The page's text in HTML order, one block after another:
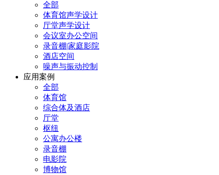
全部
体育馆声学设计
厅堂声学设计
会议室办公空间
录音棚|家庭影院
酒店空间
噪声与振动控制
应用案例
全部
体育馆
综合体及酒店
厅堂
枢纽
公寓办公楼
录音棚
电影院
博物馆